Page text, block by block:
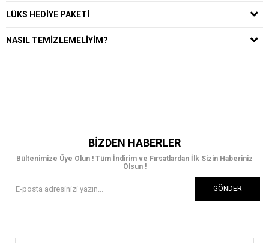
LÜKS HEDIYE PAKETI
NASIL TEMIZLEMELIYIM?
BIZDEN HABERLER
Bültenimize Üye Olun ! Tüm İndirim ve Fırsatlardan İlk Sizin Haberiniz
Olsun !
GÖNDER